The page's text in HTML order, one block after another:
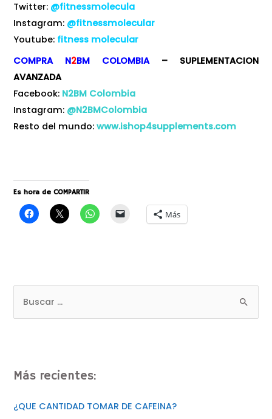
Twitter: @fitnessmolecula
Instagram: @fitnessmolecular
Youtube: fitness molecular
COMPRA N2BM COLOMBIA– SUPLEMENTACION
AVANZADA
Facebook: N2BM Colombia
Instagram: @N2BMColombia
Resto del mundo:www.ishop4supplements.com
Es hora de COMPARTIR
Más
Más recientes:
¿QUE CANTIDAD TOMAR DE CAFEINA?